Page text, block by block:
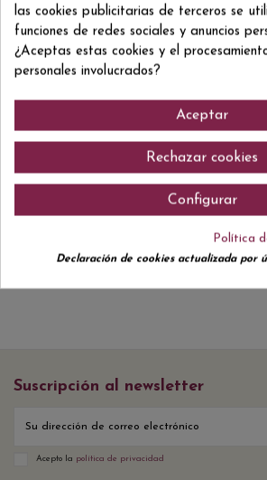
mida interior: 36,2 x 27.4 x 9 mida exterior 38 x 29 x
Comentarios (0)
No hay reseñas de clientes en este
Suscripción al newsletter
Acepto la política de privacidad
las cookies publicitarias de terceros se
funciones de redes sociales y anuncios
¿Aceptas estas cookies y el
personales involucrados?
Aceptar
Rechazar cookies
Configurar
Política
Declaración de cookies actualizada por